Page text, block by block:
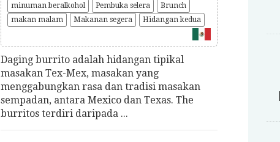
minuman beralkohol
Pembuka selera
Brunch
makan malam
Makanan segera Hidangan kedua
Daging burrito adalah hidangan tipikal
masakan Tex-Mex, masakan yang
menggabungkan rasa dan tradisi masakan
sempadan, antara Mexico dan Texas. The
burritos terdiri daripada ...